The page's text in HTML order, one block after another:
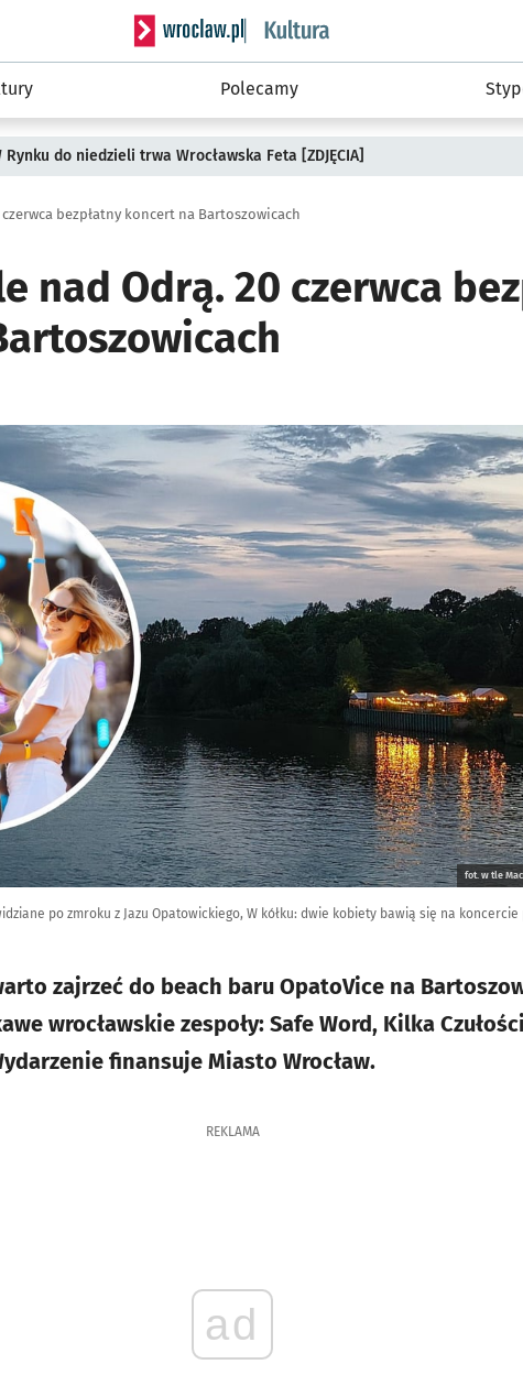
Serwis informacyjny wroclaw.pl podserwis: Kultura
Polecamy
do niedzieli trwa Wrocławska Feta [ZDJĘCIA]
bezpłatny koncert na Bartoszowicach
nad Odrą. 20 czerwca
fot. w tle
po zmroku z Jazu Opatowickiego, W kółku: dwie kobiety bawią się na
zajrzeć do beach baru OpatoVice na
wrocławskie zespoły: Safe Word, Kilka
finansuje Miasto Wrocław.
REKLAMA
ad